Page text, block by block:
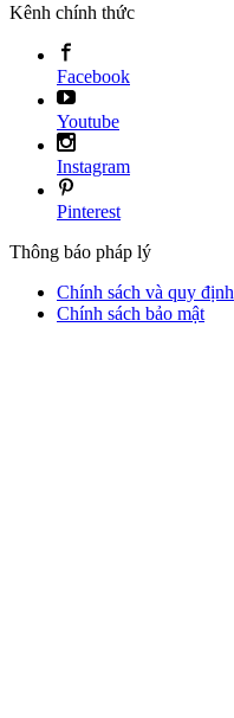
Kênh chính thức
Facebook
Youtube
Instagram
Pinterest
Thông báo pháp lý
Chính sách và quy định
Chính sách bảo mật